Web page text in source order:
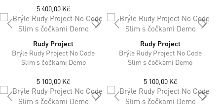
Photochromic 2 Laser Black
5 400,00 Kč
Rudy Project
Brýle Rudy Project No Code
Slim s čočkami Demo
5 100,00 Kč
Rudy Project
Brýle Rudy Project No Code
Slim s čočkami Demo
5 100,00 Kč